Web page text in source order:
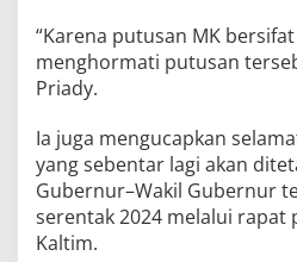
“Karena putusan MK
menghormati putusan
Priady.
Ia juga mengucapkan
yang sebentar lagi akan
Gubernur–Wakil Gubernur
serentak 2024 melalui rapat
Kaltim.